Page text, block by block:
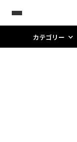
カテゴリー